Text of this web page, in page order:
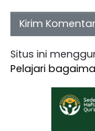
Situs ini
Pelajari